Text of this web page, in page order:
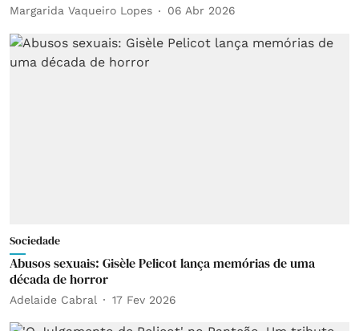
Margarida Vaqueiro Lopes 06 Abr 2026
Sociedade
Abusos sexuais: Gisèle Pelicot lança memórias de uma
década de horror
Adelaide Cabral 17 Fev 2026